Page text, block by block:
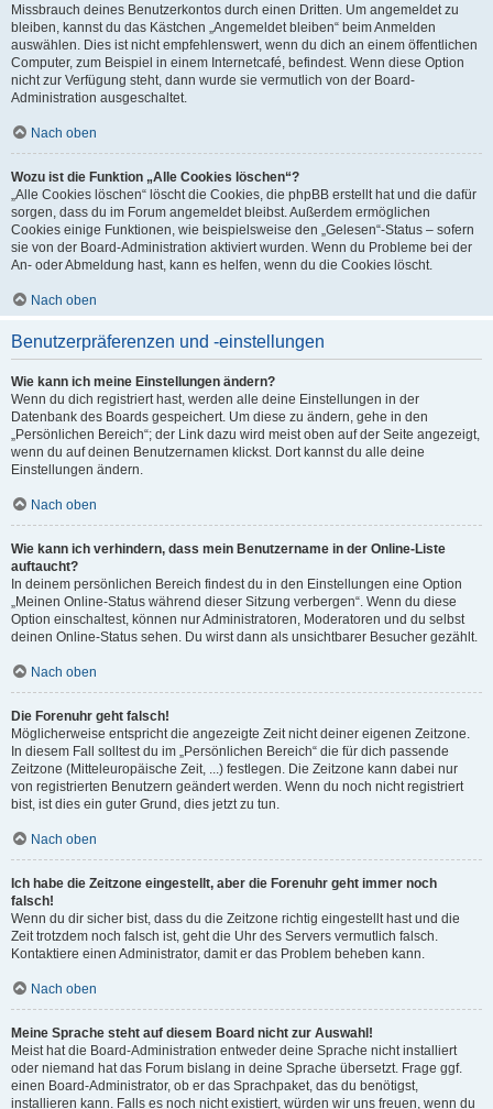
Missbrauch deines Benutzerkontos durch einen Dritten. Um angemeldet zu
bleiben, kannst du das Kästchen „Angemeldet bleiben“ beim Anmelden
auswählen. Dies ist nicht empfehlenswert, wenn du dich an einem öffentlichen
Computer, zum Beispiel in einem Internetcafé, befindest. Wenn diese Option
nicht zur Verfügung steht, dann wurde sie vermutlich von der Board-
Administration ausgeschaltet.
Nach oben
Wozu ist die Funktion „Alle Cookies löschen“?
„Alle Cookies löschen“ löscht die Cookies, die phpBB erstellt hat und die dafür
sorgen, dass du im Forum angemeldet bleibst. Außerdem ermöglichen
Cookies einige Funktionen, wie beispielsweise den „Gelesen“-Status – sofern
sie von der Board-Administration aktiviert wurden. Wenn du Probleme bei der
An- oder Abmeldung hast, kann es helfen, wenn du die Cookies löscht.
Nach oben
Benutzerpräferenzen und -einstellungen
Wie kann ich meine Einstellungen ändern?
Wenn du dich registriert hast, werden alle deine Einstellungen in der
Datenbank des Boards gespeichert. Um diese zu ändern, gehe in den
„Persönlichen Bereich“; der Link dazu wird meist oben auf der Seite angezeigt,
wenn du auf deinen Benutzernamen klickst. Dort kannst du alle deine
Einstellungen ändern.
Nach oben
Wie kann ich verhindern, dass mein Benutzername in der Online-Liste
auftaucht?
In deinem persönlichen Bereich findest du in den Einstellungen eine Option
„Meinen Online-Status während dieser Sitzung verbergen“. Wenn du diese
Option einschaltest, können nur Administratoren, Moderatoren und du selbst
deinen Online-Status sehen. Du wirst dann als unsichtbarer Besucher gezählt.
Nach oben
Die Forenuhr geht falsch!
Möglicherweise entspricht die angezeigte Zeit nicht deiner eigenen Zeitzone.
In diesem Fall solltest du im „Persönlichen Bereich“ die für dich passende
Zeitzone (Mitteleuropäische Zeit, ...) festlegen. Die Zeitzone kann dabei nur
von registrierten Benutzern geändert werden. Wenn du noch nicht registriert
bist, ist dies ein guter Grund, dies jetzt zu tun.
Nach oben
Ich habe die Zeitzone eingestellt, aber die Forenuhr geht immer noch
falsch!
Wenn du dir sicher bist, dass du die Zeitzone richtig eingestellt hast und die
Zeit trotzdem noch falsch ist, geht die Uhr des Servers vermutlich falsch.
Kontaktiere einen Administrator, damit er das Problem beheben kann.
Nach oben
Meine Sprache steht auf diesem Board nicht zur Auswahl!
Meist hat die Board-Administration entweder deine Sprache nicht installiert
oder niemand hat das Forum bislang in deine Sprache übersetzt. Frage ggf.
einen Board-Administrator, ob er das Sprachpaket, das du benötigst,
installieren kann. Falls es noch nicht existiert, würden wir uns freuen, wenn du